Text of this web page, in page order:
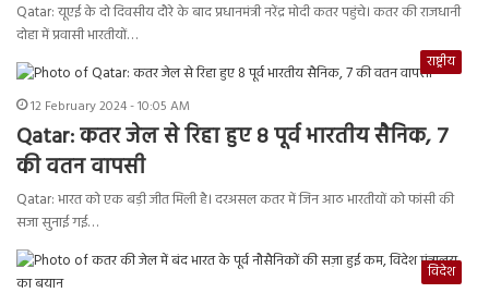
Qatar: यूएई के दो दिवसीय दौरे के बाद प्रधानमंत्री नरेंद्र मोदी कतर पहुंचे। कतर की राजधानी
दोहा में प्रवासी भारतीयों…
राष्ट्रीय
12 February 2024 - 10:05 AM
Qatar: कतर जेल से रिहा हुए 8 पूर्व भारतीय सैनिक, 7
की वतन वापसी
Qatar: भारत को एक बड़ी जीत मिली है। दरअसल कतर में जिन आठ भारतीयों को फांसी की
सजा सुनाई गई…
विदेश